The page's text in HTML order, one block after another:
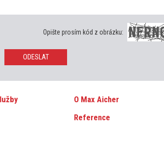
Opište prosím kód z obrázku:
ODESLAT
O Max Aicher
Reference